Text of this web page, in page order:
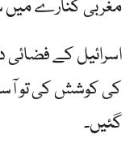
مغربی کنارے میں
اسرائیل کے فضائی
کی کوشش کی تو
گئیں۔